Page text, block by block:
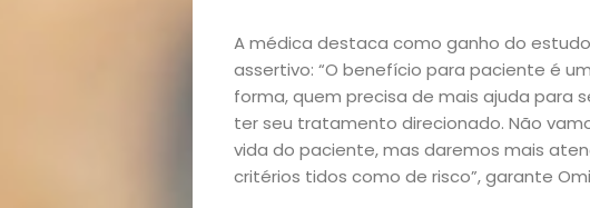
Academia
Beleza
Bora
A médica destaca como ganho do
assertivo: “O benefício para paciente é
forma, quem precisa de mais ajuda para
ter seu tratamento direcionado. Não
vida do paciente, mas daremos mais
critérios tidos como de risco”, garante